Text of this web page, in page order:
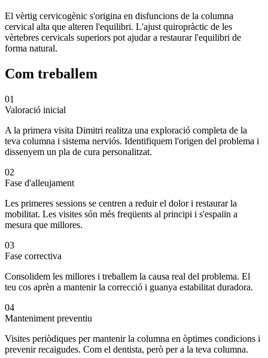
El vèrtig cervicogènic s'origina en disfuncions de la columna
cervical alta que alteren l'equilibri. L'ajust quiropràctic de les
vèrtebres cervicals superiors pot ajudar a restaurar l'equilibri de
forma natural.
Com treballem
01
Valoració inicial
A la primera visita Dimitri realitza una exploració completa de la
teva columna i sistema nerviós. Identifiquem l'origen del problema i
dissenyem un pla de cura personalitzat.
02
Fase d'alleujament
Les primeres sessions se centren a reduir el dolor i restaurar la
mobilitat. Les visites són més freqüents al principi i s'espaiïn a
mesura que millores.
03
Fase correctiva
Consolidem les millores i treballem la causa real del problema. El
teu cos aprèn a mantenir la correcció i guanya estabilitat duradora.
04
Manteniment preventiu
Visites periòdiques per mantenir la columna en òptimes condicions i
prevenir recaigudes. Com el dentista, però per a la teva columna.